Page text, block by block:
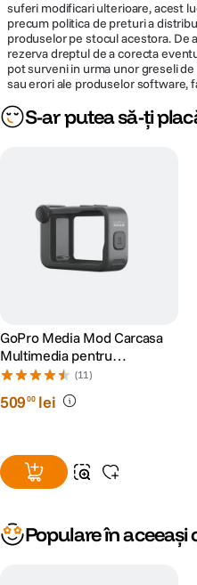
suferi modificari ulterioare, acest
precum politica de preturi a
produselor pe stocul acestora. De
rezerva dreptul de a corecta
pot surveni in urma unor greseli
sau erori ale produselor software,
S-ar putea să-ți
GoPro Media Mod Carcasa
Multimedia pentru
HERO9/10/11/12/13 Black
(11)
50900 lei
Populare în aceeași